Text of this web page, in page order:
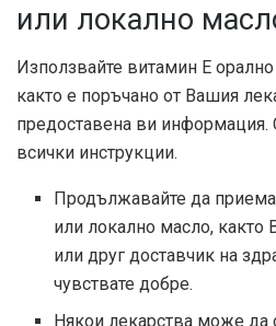
или локално
Използвайте витамин Е
както е поръчано от Вашия
предоставена ви информация.
всички инструкции.
Продължавайте да
или локално масло, както
или друг доставчик на
чувствате добре.
Някои лекарства може да